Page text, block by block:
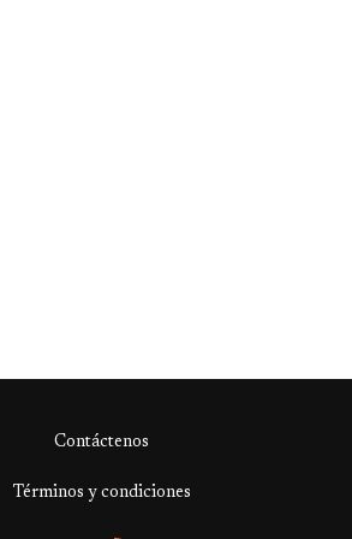
Contáctenos
Términos y condiciones